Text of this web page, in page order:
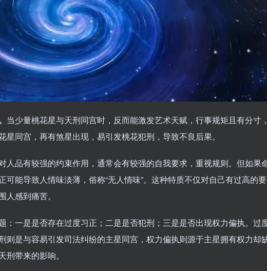
当少量桃花星与天刑同宫时，反而能激发艺术天赋，行事规矩且有分寸
同宫，再有煞星出现，易引发桃花犯刑，导致不良后果。
人品有较强的约束作用，通常会有较强的自我要求，重视规则。但如果
能导致人情味淡薄，俗称“无人情味”。这种特质不仅对自己有过高的要
感到痛苦。
：一是是否存在过度习正；二是是否犯刑；三是是否出现权力偏执。过
则是与容易引发司法纠纷的主星同宫，权力偏执则源于主星拥有权力却
带来的影响。